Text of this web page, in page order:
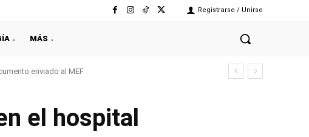
Registrarse / Unirse
MÁS
enviado al MEF
el hospital